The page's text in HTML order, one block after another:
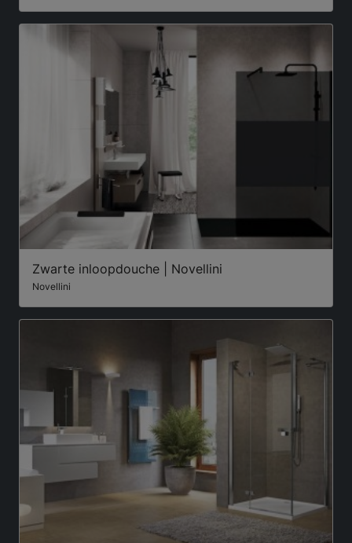
Zwarte inloopdouche | Novellini
Novellini